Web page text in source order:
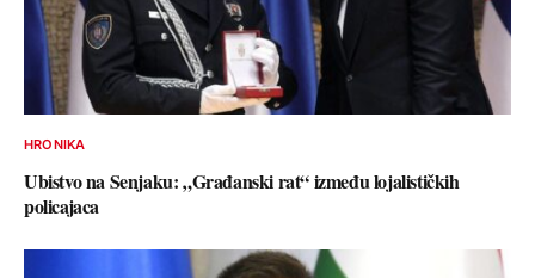
HRONIKA
Ubistvo na Senjaku: „Građanski rat“ između lojalističkih
policajaca